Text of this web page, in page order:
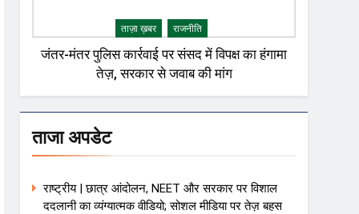
ताज़ा ख़बर राजनीति
जंतर-मंतर पुलिस कार्रवाई पर संसद में विपक्ष का हंगामा
तेज़, सरकार से जवाब की मांग
ताजा अपडेट
राष्ट्रीय | छात्र आंदोलन, NEET और सरकार पर विशाल
ददलानी का व्यंग्यात्मक वीडियो; सोशल मीडिया पर तेज़ बहस